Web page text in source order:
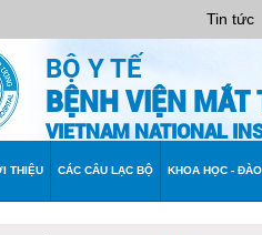
Tin tức
BỘ Y TẾ
BỆNH VIỆN MẮT
VIETNAM NATIONAL
THIỆU CÁC CÂU LẠC BỘ KHOA HỌC -